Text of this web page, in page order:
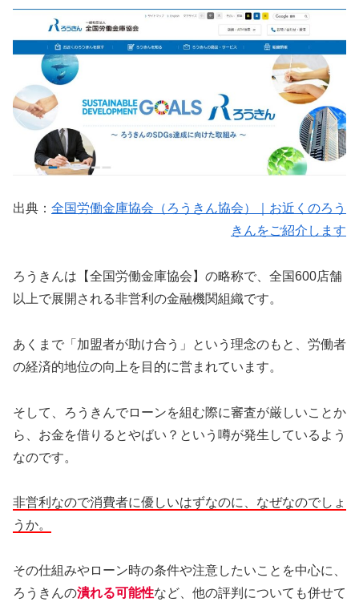
出典： 全国労働金庫協会（ろうきん協会）｜お近くのろう
きんをご紹介します
ろうきんは【全国労働金庫協会】の略称で、全国600店舗
以上で展開される非営利の金融機関組織です。
あくまで「加盟者が助け合う」という理念のもと、労働者
の経済的地位の向上を目的に営まれています。
そして、ろうきんでローンを組む際に審査が厳しいことか
ら、お金を借りるとやばい？という噂が発生しているよう
なのです。
非営利なので消費者に優しいはずなのに、なぜなのでしょ
うか。
その仕組みやローン時の条件や注意したいことを中心に、
ろうきんの潰れる可能性など、他の評判についても併せて